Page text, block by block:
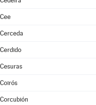
Cee
Cerceda
Cerdido
Cesuras
Coirós
Corcubión